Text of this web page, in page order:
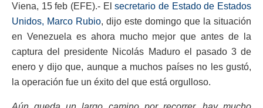
Viena, 15 feb (EFE).- Elsecretario de Estado de Estados
Unidos, Marco Rubio, dijo este domingo que la situación
en Venezuela es ahora mucho mejor que antes de la
captura del presidente Nicolás Maduro el pasado 3 de
enero y dijo que, aunque a muchos países no les gustó,
la operación fue un éxito del que está orgulloso.